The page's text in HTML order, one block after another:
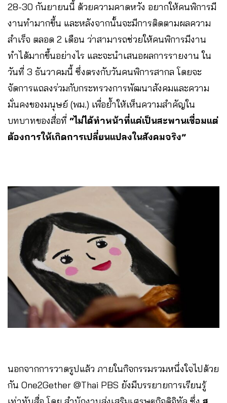
28-30 กันยายนนี้ ด้วยความคาดหวัง อยากให้คนพิการมี
งานทำมากขึ้น และหลังจากนั้นจะมีการติดตามผลความ
สำเร็จ ตลอด 2 เดือน ว่าสามารถช่วยให้คนพิการมีงาน
ทำได้มากขึ้นอย่างไร และจะนำเสนอผลการรายงาน ใน
วันที่ 3 ธันวาคมนี้ ซึ่งตรงกับวันคนพิการสากล โดยจะ
จัดการแถลงร่วมกับกระทรวงการพัฒนาสังคมและความ
มั่นคงของมนุษย์ (พม.) เพื่อย้ำให้เห็นความสำคัญใน
บทบาทของสื่อที่ “ไม่ได้ทำหน้าที่แค่เป็นสะพานเชื่อมแต่
ต้องการให้เกิดการเปลี่ยนแปลงในสังคมจริง”
นอกจากการวาดรูปแล้ว ภายในกิจกรรมรวมหนึ่งใจไปด้วย
กัน One2Gether @Thai PBS ยังมีบรรยายการเรียนรู้